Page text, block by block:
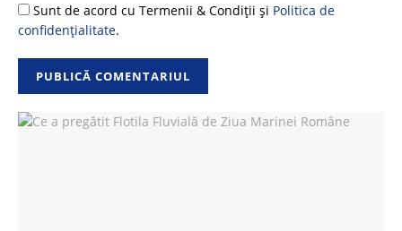
Sunt de acord cu Termenii & Condiții și Politica de
confidențialitate.